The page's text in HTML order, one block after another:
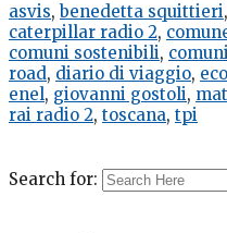
asvis, benedetta squittieri,
caterpillar radio 2,
comuni sostenibili,
road, diario di viaggio,
enel, giovanni gostoli,
rai radio 2, toscana, tpi
Search for: